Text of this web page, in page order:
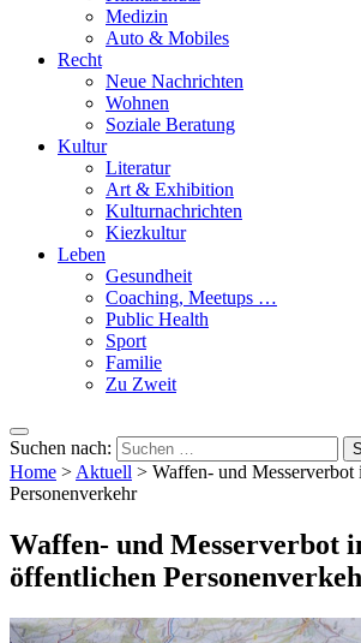
Medizin
Auto & Mobiles
Recht
Neue Nachrichten
Wohnen
Soziale Beratung
Kultur
Literatur
Art & Exhibition
Kulturnachrichten
Kiezkultur
Leben
Gesundheit
Coaching, Meetups …
Public Health
Sport
Familie
Zu Zweit
Suchen nach:
Home >Aktuell > Waffen- und
Personenverkehr
Waffen- und Messerverbot
öffentlichen